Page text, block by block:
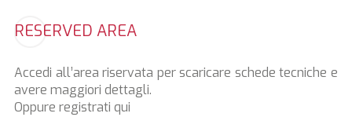
RESERVED AREA
Accedi all’area riservata per scaricare schede tecniche e
avere maggiori dettagli.
Oppure registrati qui